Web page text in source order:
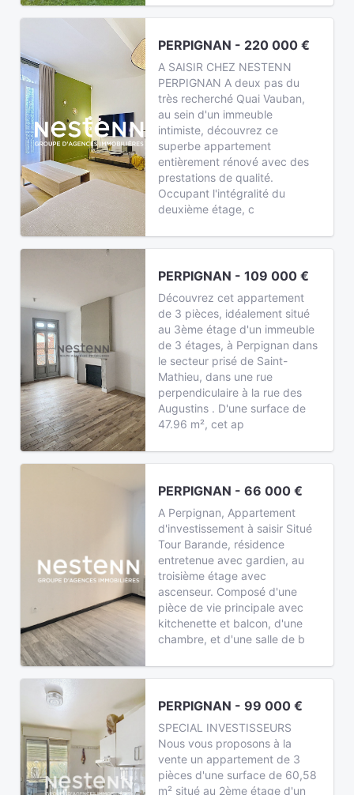
PERPIGNAN - 220 000 €
A SAISIR CHEZ NESTENN
PERPIGNAN A deux pas du
très recherché Quai Vauban,
au sein d'un immeuble
intimiste, découvrez ce
superbe appartement
entièrement rénové avec des
prestations de qualité.
Occupant l'intégralité du
deuxième étage, c
PERPIGNAN - 109 000 €
Découvrez cet appartement
de 3 pièces, idéalement situé
au 3ème étage d'un immeuble
de 3 étages, à Perpignan dans
le secteur prisé de Saint-
Mathieu, dans une rue
perpendiculaire à la rue des
Augustins . D'une surface de
47.96 m², cet ap
PERPIGNAN - 66 000 €
A Perpignan, Appartement
d'investissement à saisir Situé
Tour Barande, résidence
entretenue avec gardien, au
troisième étage avec
ascenseur. Composé d'une
pièce de vie principale avec
kitchenette et balcon, d'une
chambre, et d'une salle de b
PERPIGNAN - 99 000 €
SPECIAL INVESTISSEURS
Nous vous proposons à la
vente un appartement de 3
pièces d'une surface de 60,58
m² situé au 2ème étage d'un